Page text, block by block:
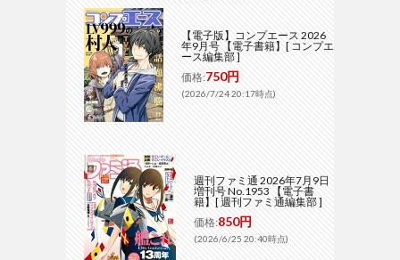
【電子版】コンプエース 2026
年9月号 【電子書籍】[ コンプエ
ース編集部 ]
価格:750円
(2026/7/24 20:17時点)
週刊ファミ通 2026年7月9日
増刊号 No.1953 【電子書
籍】[ 週刊ファミ通編集部 ]
価格:850円
(2026/6/25 20:40時点)